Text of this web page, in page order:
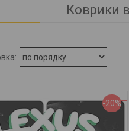
Коврики
-20%